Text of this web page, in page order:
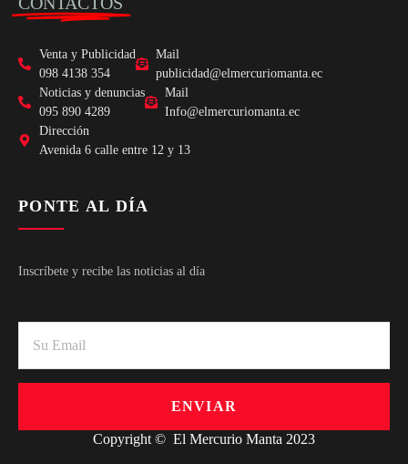
Venta y Publicidad
098 4138 354
Mail
publicidad@elmercuriomanta.ec
Noticias y denuncias
095 890 4289
Mail
Info@elmercuriomanta.ec
Dirección
Avenida 6 calle entre 12 y 13
PONTE AL DÍA
Inscríbete y recibe las noticias al día
ENVIAR
Copyright © El Mercurio Manta 2023